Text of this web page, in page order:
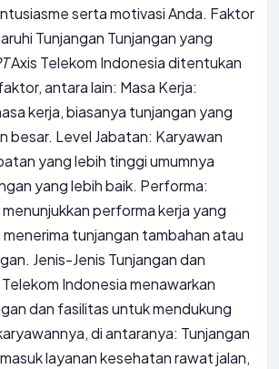
serta motivasi Anda. Faktor
Tunjangan Tunjangan yang
Axis Telekom Indonesia ditentukan
antara lain: Masa Kerja:
kerja, biasanya tunjangan yang
besar. Level Jabatan: Karyawan
yang lebih tinggi umumnya
yang lebih baik. Performa:
performa kerja yang
tunjangan tambahan atau
Jenis-Jenis Tunjangan dan
Indonesia menawarkan
dan fasilitas untuk mendukung
di antaranya: Tunjangan
layanan kesehatan rawat jalan,